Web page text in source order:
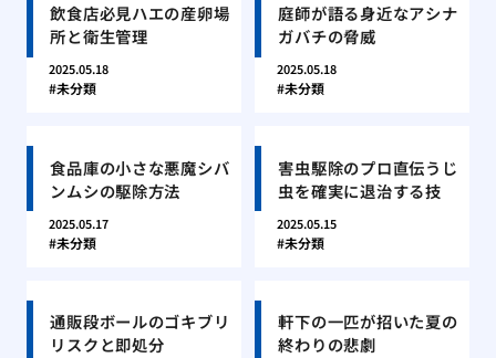
飲食店必見ハエの産卵場
所と衛生管理
2025.05.18
未分類
庭師が語る身近なアシナ
ガバチの脅威
2025.05.18
未分類
食品庫の小さな悪魔シバ
ンムシの駆除方法
2025.05.17
未分類
害虫駆除のプロ直伝うじ
虫を確実に退治する技
2025.05.15
未分類
通販段ボールのゴキブリ
リスクと即処分
軒下の一匹が招いた夏の
終わりの悲劇